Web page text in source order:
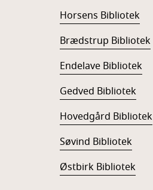
Horsens Bibliotek
Brædstrup Bibliotek
Endelave Bibliotek
Gedved Bibliotek
Hovedgård Bibliotek
Søvind Bibliotek
Østbirk Bibliotek